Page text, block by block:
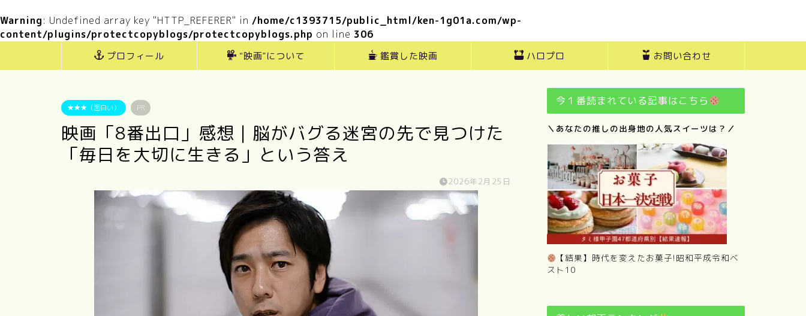
Warning: Undefined array key "HTTP_REFERER" in /home/c1393715/public_html/ken-1g01a.com/wp-
content/plugins/protectcopyblogs/protectcopyblogs.php on line 306
プロフィール “映画”について 鑑賞した映画 ハロプロ お問い合わせ
★★★（面白い） PR
映画「8番出口」感想｜脳がバグる迷宮の先で見つけた
「毎日を大切に生きる」という答え
2026年2月25日
今１番読まれている記事はこちら
＼あなたの推しの出身地の人気スイーツは？／
【結果】時代を変えたお菓子!昭和平成令和ベ
スト10